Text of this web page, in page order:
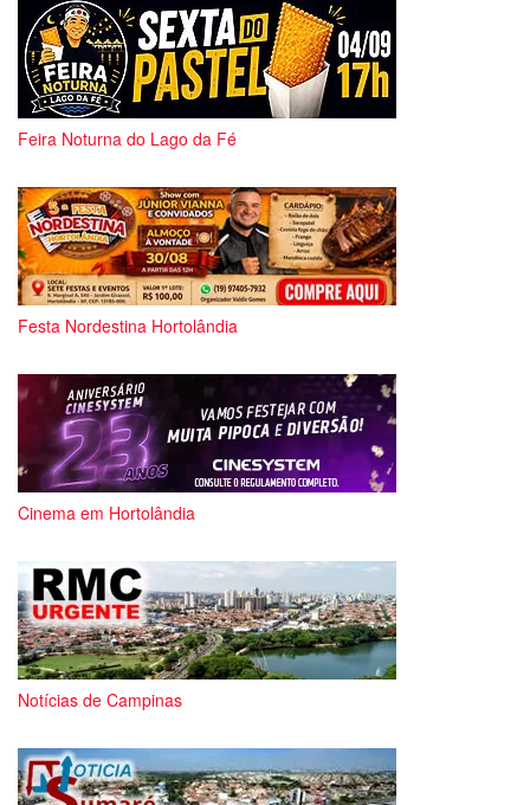
Feira Noturna do Lago da Fé
Festa Nordestina Hortolândia
Cinema em Hortolândia
Notícias de Campinas